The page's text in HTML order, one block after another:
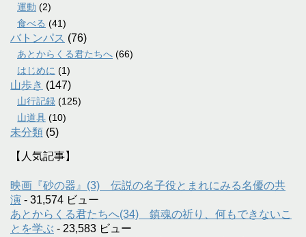
運動 (2)
食べる (41)
バトンパス (76)
あとからくる君たちへ (66)
はじめに (1)
山歩き (147)
山行記録 (125)
山道具 (10)
未分類 (5)
【人気記事】
映画『砂の器』(3) 伝説の名子役とまれにみる名優の共
演 - 31,574 ビュー
あとからくる君たちへ(34) 鎮魂の祈り、何もできないこ
とを学ぶ - 23,583 ビュー